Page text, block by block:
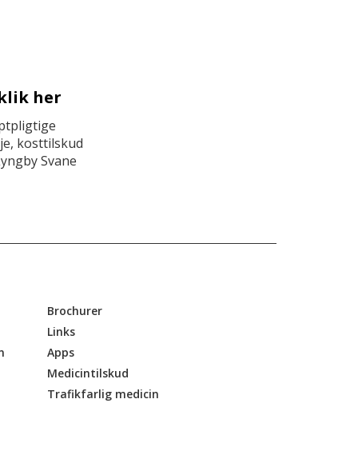
her
kosttilskud
Svane
Brochurer
Links
Apps
Medicintilskud
Trafikfarlig medicin